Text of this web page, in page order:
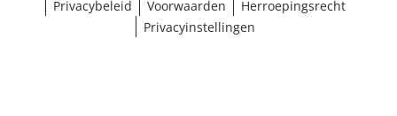
Privacybeleid
Voorwaarden
Herroepingsrecht
Privacyinstellingen